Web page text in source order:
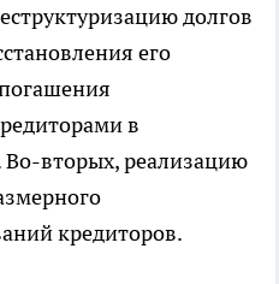
долгов
его
в
Во-вторых, реализацию
кредиторов.